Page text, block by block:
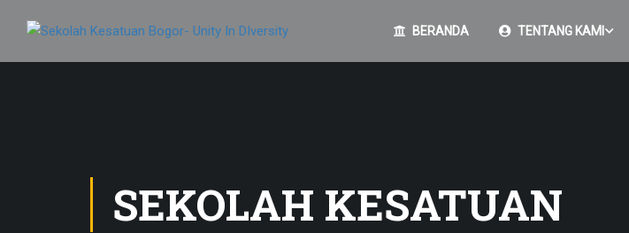
BERANDA TENTANG KAMI
SEKOLAH KESATUAN